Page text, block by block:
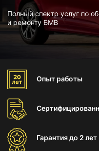
Полный спектр услуг по
и ремонту БМВ
Опыт работы
Гарантиядо 2 лет